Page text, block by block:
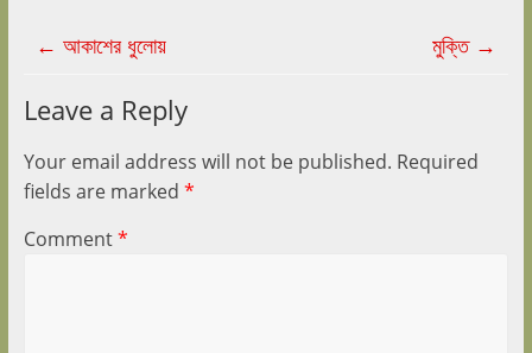
← আকাশের ধুলোয় মুক্তি →
Leave a Reply
Your email address will not be published. Required
fields are marked *
Comment*